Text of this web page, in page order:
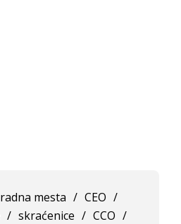
radna mesta / CEO /
/ skraćenice / CCO /